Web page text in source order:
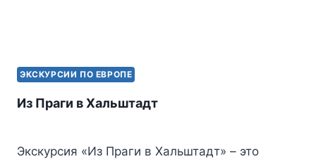
ЭКСКУРСИИ ПО ЕВРОПЕ
Из Праги в Хальштадт
Экскурсия «Из Праги в Хальштадт» – это